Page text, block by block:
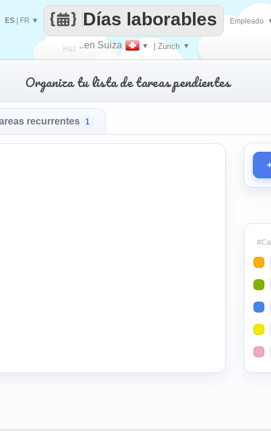
Haz
que
..en Suiza ▼ | Zürich ▼
Días laborables
ES FR ▼ Empleado
Organiza tu lista de tareas pendientes
recurrentes 1